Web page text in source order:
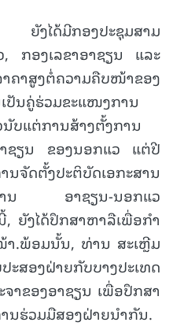
ຍັງໄດ້ມີກອງປະຊຸມສາມ
ອງເລຂາອາຊຽນ ແລະ
ຄາສູງຕໍ່ຄວາມຄືບໜ້າຂອງ
ປັນຄູ່ຮ່ວມຂະແໜງການ
ບແຕ່ການສ້າງຕັ້ງການ
ຊຽນ ຂອງນອກແວ ແຕ່ປີ
ນຈັດຕັ້ງປະຕິບັດເອກະສານ
ງານ ອາຊຽນ-ນອກແວ
, ຍັງໄດ້ປຶກສາຫາລືເພື່ອກໍາ
.ພ້ອມນັ້ນ, ທ່ານ ສະເຫຼີມ
ອງຝ່າຍກັບບາງປະເທດ
າຂອງອາຊຽນ ເພື່ອປຶກສາ
ຮ່ວມມືສອງຝ່າຍນໍາກັນ.